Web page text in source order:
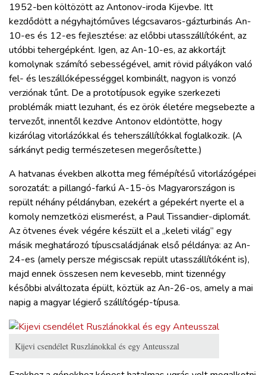
1952-ben költözött az Antonov-iroda Kijevbe. Itt
kezdődött a négyhajtóműves légcsavaros-gázturbinás An-
10-es és 12-es fejlesztése: az előbbi utasszállítóként, az
utóbbi tehergépként. Igen, az An-10-es, az akkortájt
komolynak számító sebességével, amit rövid pályákon való
fel- és leszállóképességgel kombinált, nagyon is vonzó
verziónak tűnt. De a prototípusok egyike szerkezeti
problémák miatt lezuhant, és ez örök életére megsebezte a
tervezőt, innentől kezdve Antonov eldöntötte, hogy
kizárólag vitorlázókkal és teherszállítókkal foglalkozik. (A
sárkányt pedig természetesen megerősítette.)
A hatvanas években alkotta meg fémépítésű vitorlázógépei
sorozatát: a pillangó-farkú A-15-ös Magyarországon is
repült néhány példányban, ezekért a gépekért nyerte el a
komoly nemzetközi elismerést, a Paul Tissandier-diplomát.
Az ötvenes évek végére készült el a „keleti világ” egy
másik meghatározó típuscsaládjának első példánya: az An-
24-es (amely persze mégiscsak repült utasszállítóként is),
majd ennek összesen nem kevesebb, mint tizennégy
későbbi alváltozata épült, köztük az An-26-os, amely a mai
napig a magyar légierő szállítógép-típusa.
Kijevi csendélet Ruszlánokkal és egy Anteusszal